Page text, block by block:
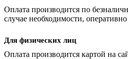
Оплата производится по
случае необходимости,
Для физических лиц
Оплата производится картой на